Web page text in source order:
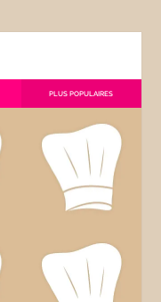
PLUS POPULAIRES